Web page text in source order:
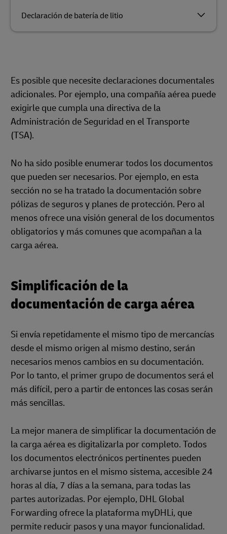
Declaración de batería de litio
Es posible que necesite declaraciones documentales
adicionales. Por ejemplo, una compañía aérea puede
exigirle que cumpla una directiva de la
Administración de Seguridad en el Transporte
(TSA).
No ha sido posible enumerar todos los documentos
que pueden ser necesarios. Por ejemplo, en esta
sección no se ha tratado la documentación sobre
pólizas de seguros y planes de protección. Pero al
menos ofrece una visión general de los documentos
obligatorios y más comunes que acompañan a la
carga aérea.
Simplificación de la
documentación de carga aérea
Si envía repetidamente el mismo tipo de mercancías
desde el mismo origen al mismo destino, serán
necesarios menos cambios en su documentación.
Por lo tanto, el primer grupo de documentos será el
más difícil, pero a partir de entonces las cosas serán
más sencillas.
La mejor manera de simplificar la documentación de
la carga aérea es digitalizarla por completo. Todos
los documentos electrónicos pertinentes pueden
archivarse juntos en el mismo sistema, accesible 24
horas al día, 7 días a la semana, para todas las
partes autorizadas. Por ejemplo, DHL Global
Forwarding ofrece la plataforma myDHLi, que
permite reducir pasos y una mayor funcionalidad.